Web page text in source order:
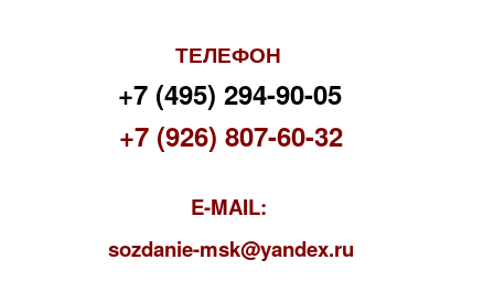
ТЕЛЕФОН
+7 (495) 294-90-05
+7 (926) 807-60-32
E-MAIL:
sozdanie-msk@yandex.ru